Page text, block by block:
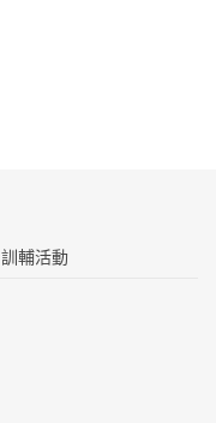
訓輔活動